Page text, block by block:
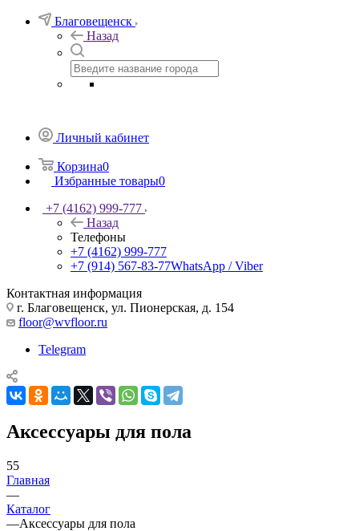
Благовещенск
Назад
Личный кабинет
Корзина0
Избранные товары0
+7 (4162) 999-777
Назад
Телефоны
+7 (4162) 999-777
+7 (914) 567-83-77WhatsApp / Viber
Контактная информация
г. Благовещенск, ул. Пионерская, д. 154
floor@wvfloor.ru
Telegram
Аксессуары для пола
55
Главная
—
Каталог
—Аксессуары для пола